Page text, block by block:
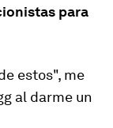
para
estos", me
al darme un